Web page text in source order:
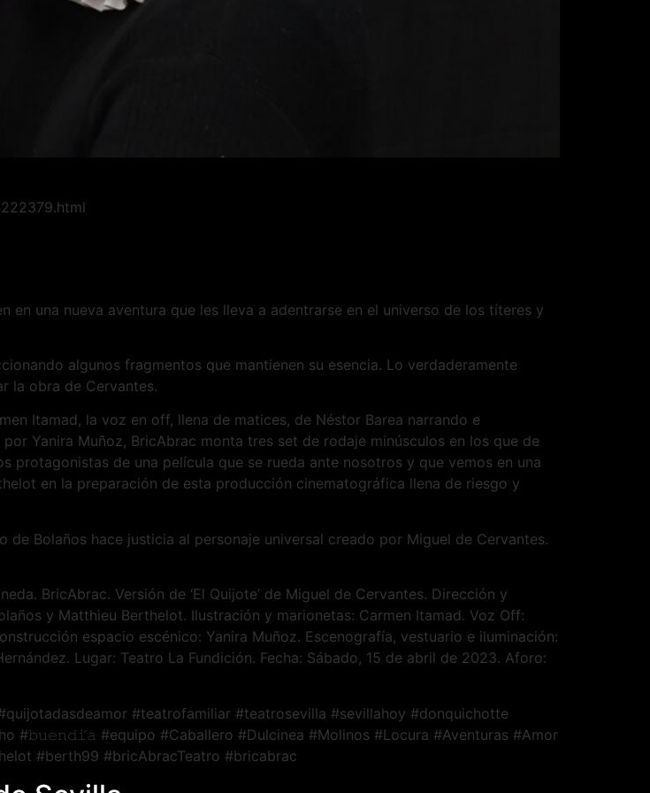
en una nueva aventura que les lleva a adentrarse en el universo de los títeres y
algunos fragmentos que mantienen su esencia. Lo verdaderamente
la obra de Cervantes.
Itamad, la voz en off, llena de matices, de Néstor Barea narrando e
Yanira Muñoz, BricAbrac monta tres set de rodaje minúsculos en los que de
de una película que se rueda ante nosotros y que vemos en una
en la preparación de esta producción cinematográfica llena de riesgo y
Bolaños hace justicia al personaje universal creado por Miguel de Cervantes.
BricAbrac. Versión de ‘El Quijote’ de Miguel de Cervantes. Dirección y
y Matthieu Berthelot. Ilustración y marionetas: Carmen Itamad. Voz Off:
espacio escénico: Yanira Muñoz. Escenografía, vestuario e iluminación:
Lugar: Teatro La Fundición. Fecha: Sábado, 15 de abril de 2023. Aforo:
#teatrofamiliar #teatrosevilla #sevillahoy #donquichotte
#𝚋𝚞𝚎𝚗𝚍𝚒́𝚊 #equipo #Caballero #Dulcinea #Molinos #Locura #Aventuras #Amor
#berth99 #bricAbracTeatro #bricabrac